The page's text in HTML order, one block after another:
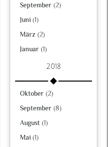
September (2)
Juni (1)
März (2)
Januar (1)
2018
Oktober (2)
September (8)
August (1)
Mai (1)